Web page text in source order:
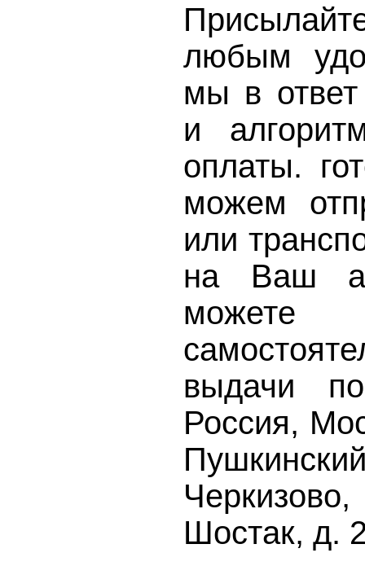
любым
мы в
и
оплаты.
можем
или
на Ваш
выдачи
Россия,
Шостак,